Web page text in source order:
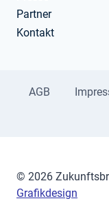
Partner
Kontakt
AGB
© 2026
Grafikdesign